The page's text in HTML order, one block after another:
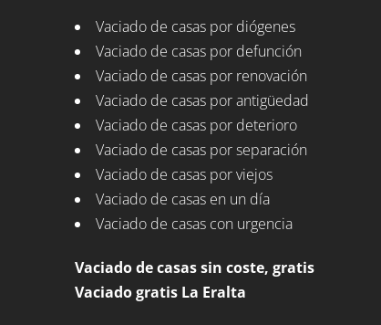
Vaciado de casas por diógenes
Vaciado de casas por defunción
Vaciado de casas por renovación
Vaciado de casas por antigüedad
Vaciado de casas por deterioro
Vaciado de casas por separación
Vaciado de casas por viejos
Vaciado de casas en un día
Vaciado de casas con urgencia
Vaciado de casas sin coste, gratis
Vaciado gratis La Eralta